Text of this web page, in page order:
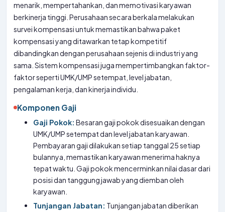
menarik, mempertahankan, dan memotivasi karyawan
berkinerja tinggi. Perusahaan secara berkala melakukan
survei kompensasi untuk memastikan bahwa paket
kompensasi yang ditawarkan tetap kompetitif
dibandingkan dengan perusahaan sejenis di industri yang
sama. Sistem kompensasi juga mempertimbangkan faktor-
faktor seperti UMK/UMP setempat, level jabatan,
pengalaman kerja, dan kinerja individu.
Komponen Gaji
Gaji Pokok: Besaran gaji pokok disesuaikan dengan
UMK/UMP setempat dan level jabatan karyawan.
Pembayaran gaji dilakukan setiap tanggal 25 setiap
bulannya, memastikan karyawan menerima haknya
tepat waktu. Gaji pokok mencerminkan nilai dasar dari
posisi dan tanggung jawab yang diemban oleh
karyawan.
Tunjangan Jabatan: Tunjangan jabatan diberikan